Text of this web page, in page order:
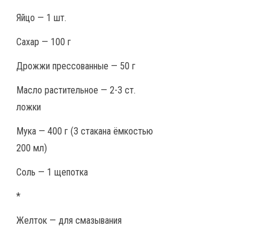
Яйцо — 1 шт.
Сахар — 100 г
Дрожжи прессованные — 50 г
Масло растительное — 2-3 ст.
ложки
Мука — 400 г (3 стакана ёмкостью
200 мл)
Соль — 1 щепотка
*
Желток — для смазывания